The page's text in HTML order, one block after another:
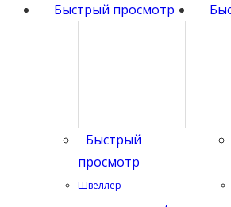
Быстрый просмотр
Быстрый
просмотр
Швеллер